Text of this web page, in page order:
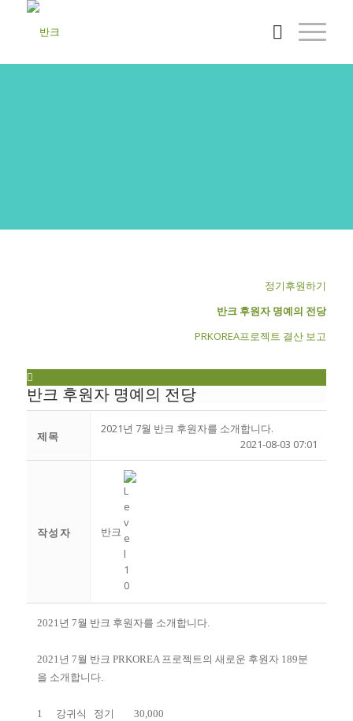
정기후원하기
반크 후원자 명예의 전당
PRKOREA프로젝트 결산 보고
반크 후원자 명예의 전당
제목
2021년 7월 반크 후원자를 소개합니다.
2021-08-03 07:01
작성자 반크
2021년 7월 반크 후원자를 소개합니다.
2021년 7월 반크 PRKOREA 프로젝트의 새로운 후원자 189분
을 소개합니다.
1 강귀식 정기
30,000